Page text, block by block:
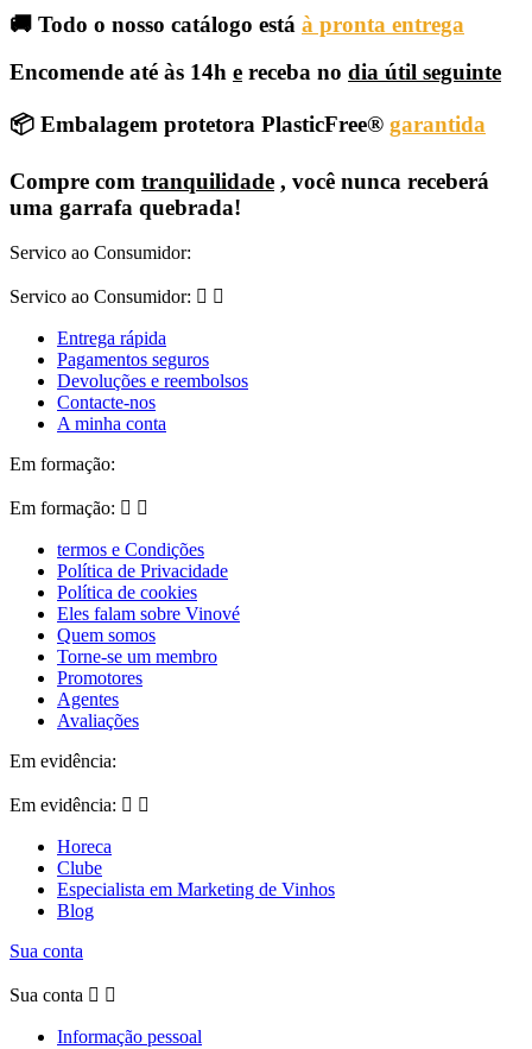
🚚 Todo o nosso catálogo está à pronta entrega
Encomende até às 14h e receba no dia útil seguinte
📦 Embalagem protetora PlasticFree® garantida
Compre com tranquilidade , você nunca receberá
uma garrafa quebrada!
Servico ao Consumidor:
Servico ao Consumidor:  
Entrega rápida
Pagamentos seguros
Devoluções e reembolsos
Contacte-nos
A minha conta
Em formação:
Em formação:  
termos e Condições
Política de Privacidade
Política de cookies
Eles falam sobre Vinové
Quem somos
Torne-se um membro
Promotores
Agentes
Avaliações
Em evidência:
Em evidência:  
Horeca
Clube
Especialista em Marketing de Vinhos
Blog
Sua conta
Sua conta  
Informação pessoal